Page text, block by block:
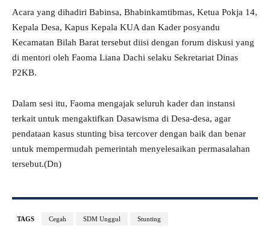
Acara yang dihadiri Babinsa, Bhabinkamtibmas, Ketua Pokja 14,
Kepala Desa, Kapus Kepala KUA dan Kader posyandu
Kecamatan Bilah Barat tersebut diisi dengan forum diskusi yang
di mentori oleh Faoma Liana Dachi selaku Sekretariat Dinas
P2KB.
Dalam sesi itu, Faoma mengajak seluruh kader dan instansi
terkait untuk mengaktifkan Dasawisma di Desa-desa, agar
pendataan kasus stunting bisa tercover dengan baik dan benar
untuk mempermudah pemerintah menyelesaikan permasalahan
tersebut.(Dn)
TAGS Cegah SDM Unggul Stunting